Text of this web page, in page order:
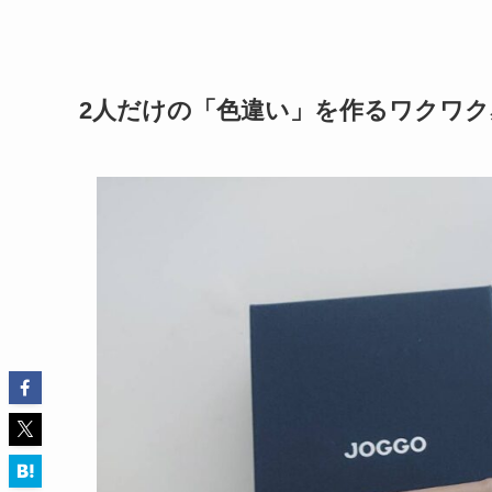
2人だけの「色違い」を作るワクワ